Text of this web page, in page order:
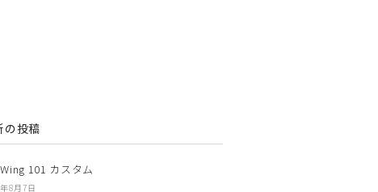
の投稿
101 カスタム
8月7日